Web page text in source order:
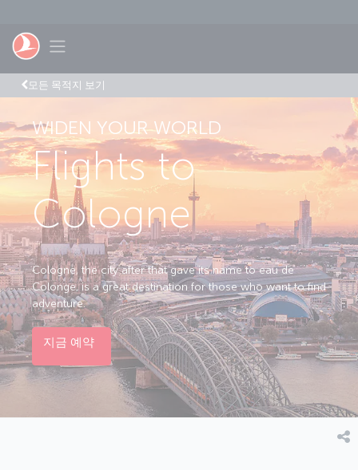
Toggle navigation
모든 목적지 보기
WIDEN YOUR WORLD
Flights to
Cologne
Cologne, the city after that gave its name to eau de
Colonge, is a great destination for those who want to find
adventure.
지금 예약